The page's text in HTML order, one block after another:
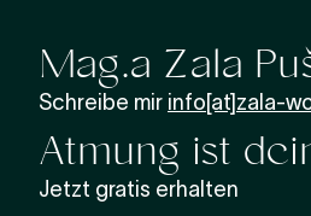
Mag.a Zala
Schreibe mir info[at]zala-
Atmung ist
Jetzt gratis erhalten